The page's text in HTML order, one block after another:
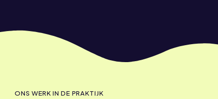
ONS WERK IN DE PRAKTIJK